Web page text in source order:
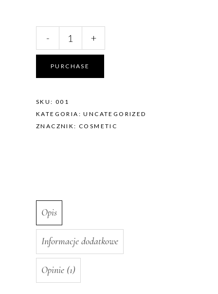
- +
PURCHASE
SKU: 001
KATEGORIA:UNCATEGORIZED
ZNACZNIK:COSMETIC
Opis
Informacje dodatkowe
Opinie (1)